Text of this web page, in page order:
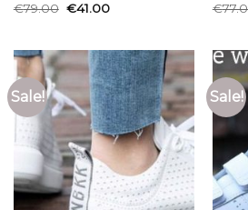
€79.00 €41.00
€
Sale! Sale!